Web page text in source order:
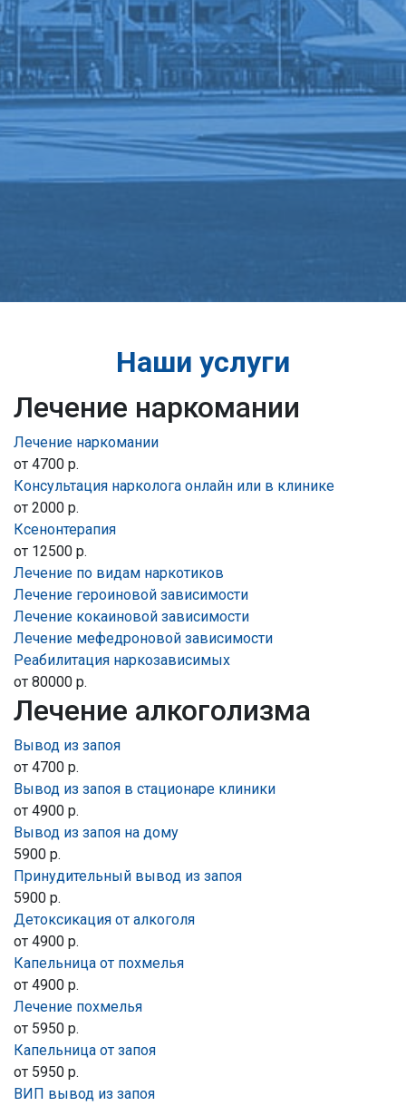
Наши услуги
Лечение наркомании
Лечение наркомании
от 4700 р.
Консультация нарколога онлайн или в клинике
от 2000 р.
Ксенонтерапия
от 12500 р.
Лечение по видам наркотиков
Лечение героиновой зависимости
Лечение кокаиновой зависимости
Лечение мефедроновой зависимости
Реабилитация наркозависимых
от 80000 р.
Лечение алкоголизма
Вывод из запоя
от 4700 р.
Вывод из запоя в стационаре клиники
от 4900 р.
Вывод из запоя на дому
5900 р.
Принудительный вывод из запоя
5900 р.
Детоксикация от алкоголя
от 4900 р.
Капельница от похмелья
от 4900 р.
Лечение похмелья
от 5950 р.
Капельница от запоя
от 5950 р.
ВИП вывод из запоя